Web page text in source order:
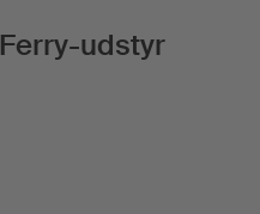
Ferry-udstyr